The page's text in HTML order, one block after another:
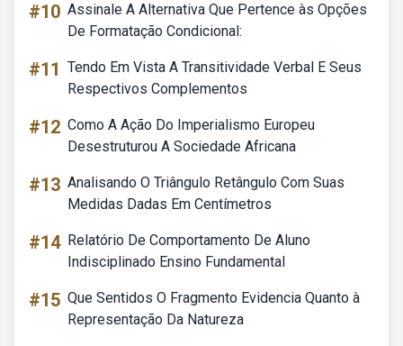
#10 Assinale A Alternativa Que Pertence às Opções
De Formatação Condicional:
#11 Tendo Em Vista A Transitividade Verbal E Seus
Respectivos Complementos
#12 Como A Ação Do Imperialismo Europeu
Desestruturou A Sociedade Africana
#13 Analisando O Triângulo Retângulo Com Suas
Medidas Dadas Em Centímetros
#14 Relatório De Comportamento De Aluno
Indisciplinado Ensino Fundamental
#15 Que Sentidos O Fragmento Evidencia Quanto à
Representação Da Natureza